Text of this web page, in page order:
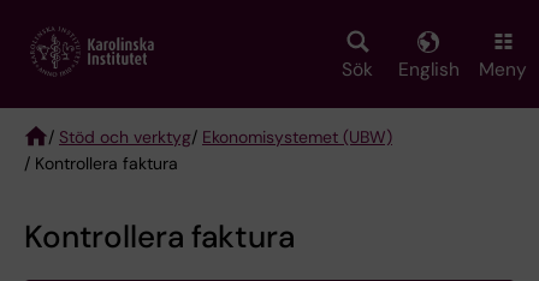
main
Sök English Meny
Breadcrumb
/ Stöd och verktyg/ Ekonomisystemet (UBW)
/ Kontrollera faktura
Kontrollera faktura